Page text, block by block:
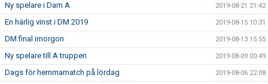
Ny spelare i Dam A 2019-08-21 21:42
En härlig vinst i DM 2019 2019-08-15 10:31
DM final imorgon 2019-08-13 15:55
Ny spelare till A truppen 2019-08-09 00:49
Dags för hemmamatch på lördag 2019-08-06 22:08